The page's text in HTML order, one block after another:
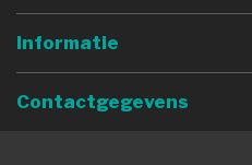
Informatie
Contactgegevens